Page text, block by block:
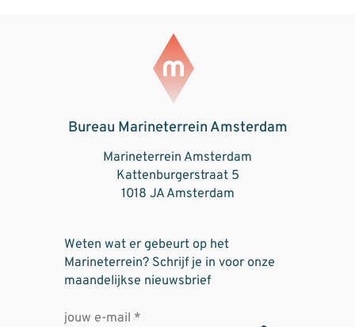
Bureau Marineterrein Amsterdam
Marineterrein Amsterdam
Kattenburgerstraat 5
1018 JA Amsterdam
Weten wat er gebeurt op het
Marineterrein? Schrijf je in voor onze
maandelijkse nieuwsbrief